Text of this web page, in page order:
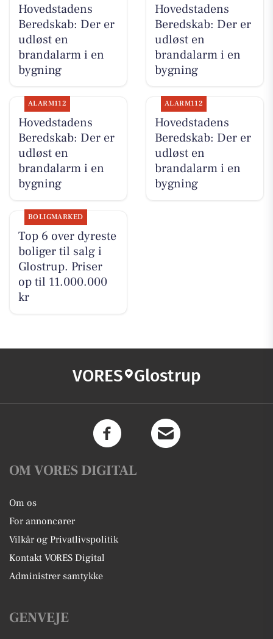
Hovedstadens
Beredskab: Der er
udløst en
brandalarm i en
bygning
Hovedstadens
Beredskab: Der er
udløst en
brandalarm i en
bygning
ALARM112
Hovedstadens
Beredskab: Der er
udløst en
brandalarm i en
bygning
ALARM112
Hovedstadens
Beredskab: Der er
udløst en
brandalarm i en
bygning
BOLIGMARKED
Top 6 over dyreste
boliger til salg i
Glostrup. Priser
op til 11.000.000
kr
VORES Glostrup
OM VORES DIGITAL
Om os
For annoncører
Vilkår og Privatlivspolitik
Kontakt VORES Digital
Administrer samtykke
GENVEJE